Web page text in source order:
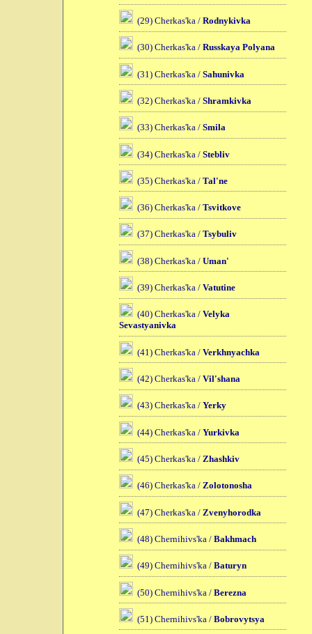
(29) Cherkas'ka / Rodnykivka
(30) Cherkas'ka / Russkaya Polyana
(31) Cherkas'ka / Sahunivka
(32) Cherkas'ka / Shramkivka
(33) Cherkas'ka / Smila
(34) Cherkas'ka / Stebliv
(35) Cherkas'ka / Tal'ne
(36) Cherkas'ka / Tsvitkove
(37) Cherkas'ka / Tsybuliv
(38) Cherkas'ka / Uman'
(39) Cherkas'ka / Vatutine
(40) Cherkas'ka / Velyka
Sevastyanivka
(41) Cherkas'ka / Verkhnyachka
(42) Cherkas'ka / Vil'shana
(43) Cherkas'ka / Yerky
(44) Cherkas'ka / Yurkivka
(45) Cherkas'ka / Zhashkiv
(46) Cherkas'ka / Zolotonosha
(47) Cherkas'ka / Zvenyhorodka
(48) Chernihivs'ka / Bakhmach
(49) Chernihivs'ka / Baturyn
(50) Chernihivs'ka / Berezna
(51) Chernihivs'ka / Bobrovytsya